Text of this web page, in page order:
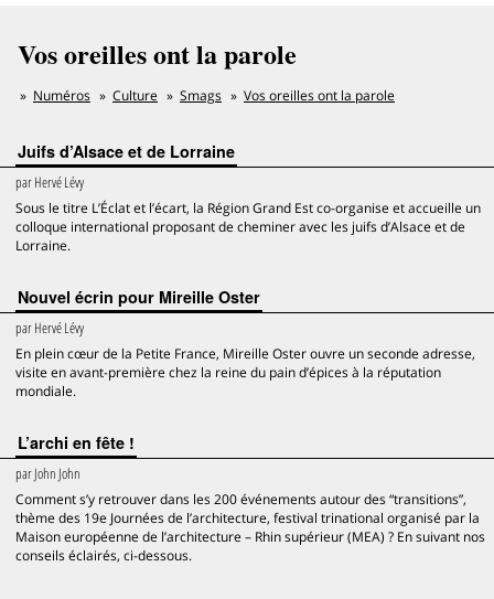
Vos oreilles ont la parole
Numéros Culture Smags Vos oreilles ont la parole
Juifs d’Alsace et de Lorraine
parHervé Lévy
Sous le titre L’Éclat et l’écart, la Région Grand Est co-organise et accueille un
colloque international proposant de cheminer avec les juifs d’Alsace et de
Lorraine.
Nouvel écrin pour Mireille Oster
parHervé Lévy
En plein cœur de la Petite France, Mireille Oster ouvre un seconde adresse,
visite en avant-première chez la reine du pain d’épices à la réputation
mondiale.
L’archi en fête !
parJohn John
Comment s’y retrouver dans les 200 événements autour des “transitions”,
thème des 19e Journées de l’architecture, festival trinational organisé par la
Maison européenne de l’architecture – Rhin supérieur (MEA) ? En suivant nos
conseils éclairés, ci-dessous.